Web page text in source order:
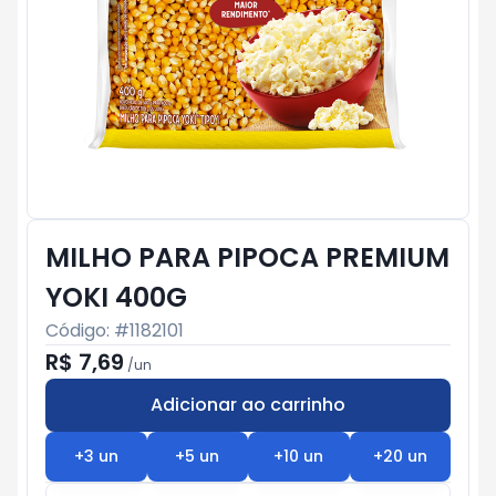
MILHO PARA PIPOCA PREMIUM
YOKI 400G
Código: #1182101
R$ 7,69 /un
Adicionar ao carrinho
+3 un +5 un +10 un +20 un